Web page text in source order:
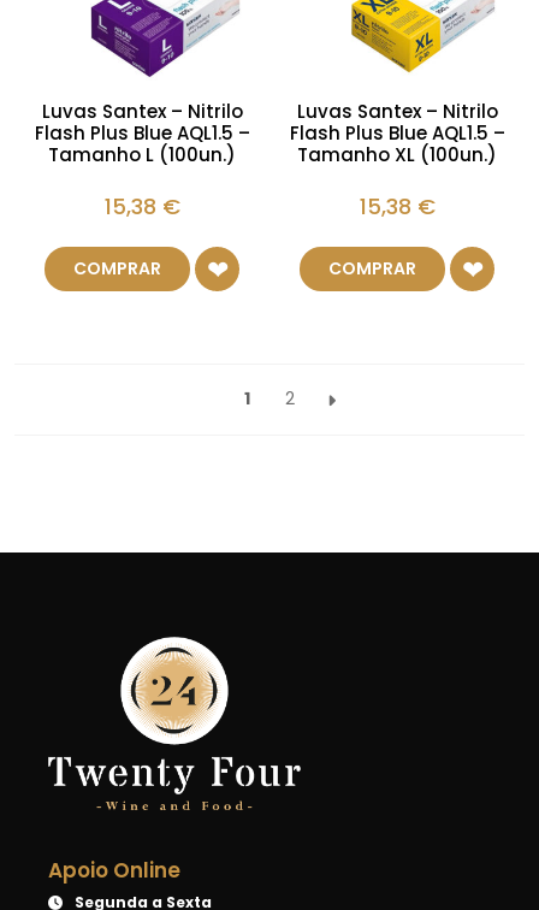
Luvas Santex – Nitrilo
Flash Plus Blue AQL1.5 –
Tamanho L (100un.)
15,38 €
COMPRAR
Luvas Santex – Nitrilo
Flash Plus Blue AQL1.5 –
Tamanho XL (100un.)
15,38 €
COMPRAR
1 2
Apoio Online
Segunda a Sexta